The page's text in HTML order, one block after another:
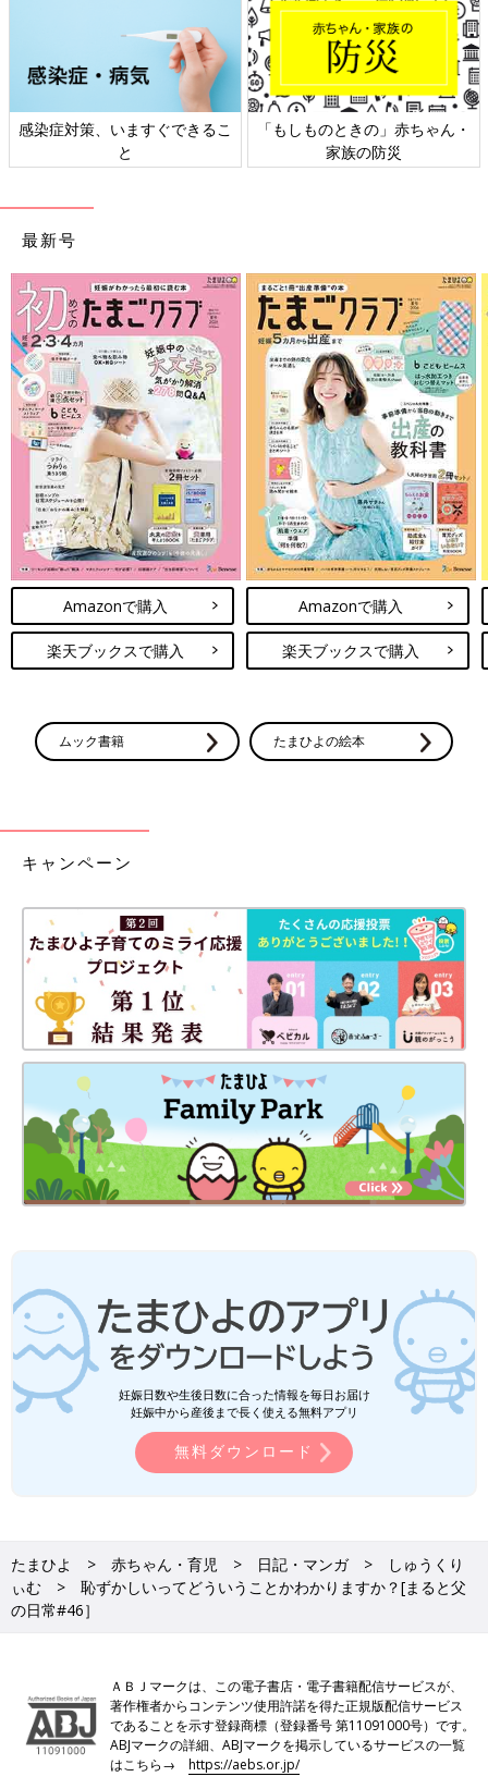
感染症対策、いますぐできるこ
と
「もしものときの」赤ちゃん・
家族の防災
最新号
Amazonで購入
楽天ブックスで購入
Amazonで購入
楽天ブックスで購入
ムック書籍 たまひよの絵本
キャンペーン
妊娠日数や生後日数に合った情報を毎日お届け
妊娠中から産後まで長く使える無料アプリ
無料ダウンロード
たまひよ 赤ちゃん・育児 日記・マンガ
しゅうくり
ぃむ
恥ずかしいってどういうことかわかりますか？[まると父
の日常#46］
ＡＢＪマークは、この電子書店・電子書籍配信サービスが、
著作権者からコンテンツ使用許諾を得た正規版配信サービス
であることを示す登録商標（登録番号 第11091000号）です。
ABJマークの詳細、ABJマークを掲示しているサービスの一覧
はこちら→https://aebs.or.jp/